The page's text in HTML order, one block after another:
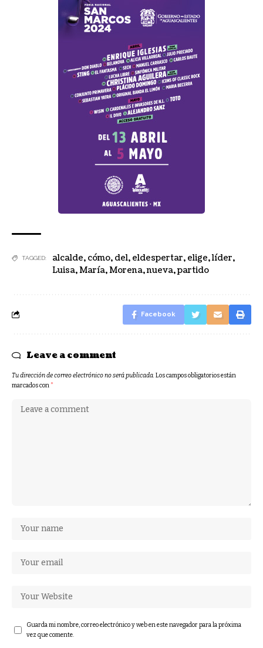
TAGGED: alcalde, cómo, del, eldespertar, elige,líder,
Luisa,María,Morena,nueva,partido
Facebook
Leave a comment
Tu dirección de correo electrónico no será publicada.Los campos obligatorios están
marcados con*
Guarda mi nombre, correo electrónico y web en este navegador para la próxima
vez que comente.